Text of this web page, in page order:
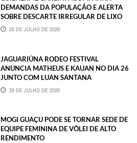
DEMANDAS DA POPULAÇÃO E ALERTA
SOBRE DESCARTE IRREGULAR DE LIXO
26 DE JULHO DE 2026
JAGUARIÚNA RODEO FESTIVAL
ANUNCIA MATHEUS E KAUAN NO DIA 26
JUNTO COM LUAN SANTANA
28 DE JULHO DE 2026
MOGI GUAÇU PODE SE TORNAR SEDE DE
EQUIPE FEMININA DE VÔLEI DE ALTO
RENDIMENTO